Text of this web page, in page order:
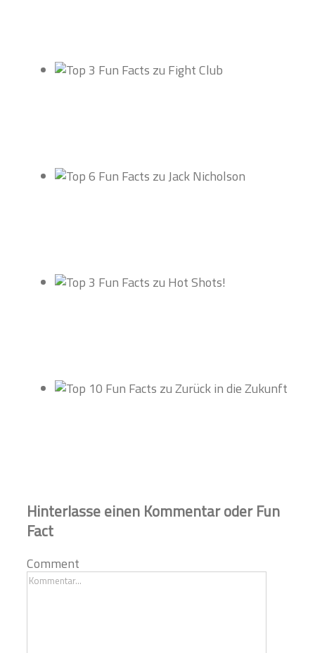
Hinterlasse einen Kommentar oder Fun
Fact
Comment